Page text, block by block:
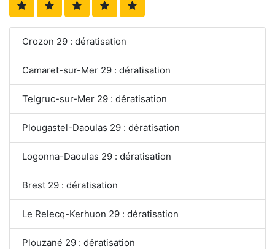
Crozon 29 : dératisation
Camaret-sur-Mer 29 : dératisation
Telgruc-sur-Mer 29 : dératisation
Plougastel-Daoulas 29 : dératisation
Logonna-Daoulas 29 : dératisation
Brest 29 : dératisation
Le Relecq-Kerhuon 29 : dératisation
Plouzané 29 : dératisation